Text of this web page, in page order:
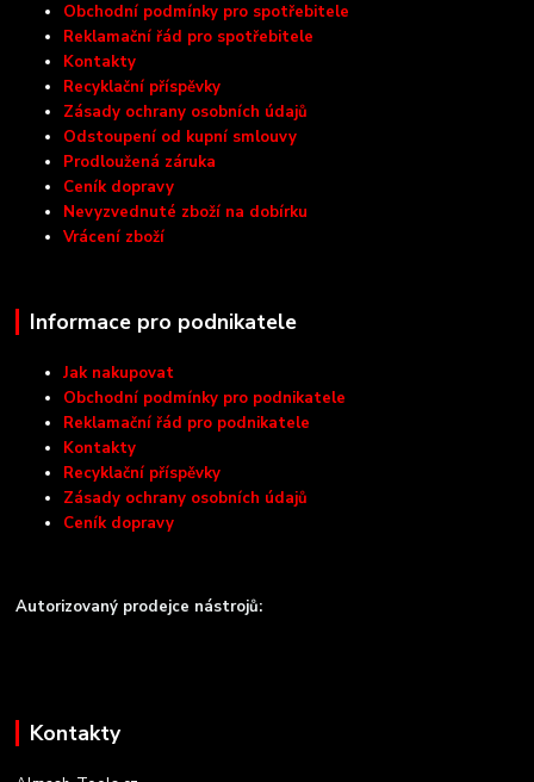
Obchodní podmínky pro spotřebitele
Reklamační řád pro spotřebitele
Kontakty
Recyklační příspěvky
Zásady ochrany osobních údajů
Odstoupení od kupní smlouvy
Prodloužená záruka
Ceník dopravy
Nevyzvednuté zboží na dobírku
Vrácení zboží
Informace pro podnikatele
Jak nakupovat
Obchodní podmínky pro podnikatele
Reklamační řád pro podnikatele
Kontakty
Recyklační příspěvky
Zásady ochrany osobních údajů
Ceník dopravy
Autorizovaný prodejce nástrojů:
Kontakty